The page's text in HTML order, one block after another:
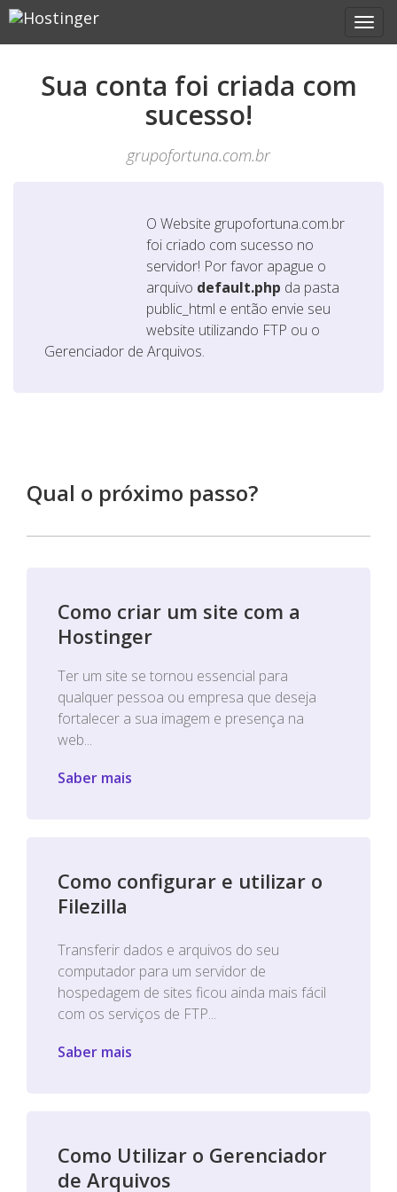
Sua conta foi criada com
sucesso!
grupofortuna.com.br
O Website grupofortuna.com.br
foi criado com sucesso no
servidor! Por favor apague o
arquivo default.php da pasta
public_html e então envie seu
website utilizando FTP ou o
Gerenciador de Arquivos.
Qual o próximo passo?
Como criar um site com a
Hostinger
Ter um site se tornou essencial para
qualquer pessoa ou empresa que deseja
fortalecer a sua imagem e presença na
web...
Saber mais
Como configurar e utilizar o
Filezilla
Transferir dados e arquivos do seu
computador para um servidor de
hospedagem de sites ficou ainda mais fácil
com os serviços de FTP...
Saber mais
Como Utilizar o Gerenciador
de Arquivos